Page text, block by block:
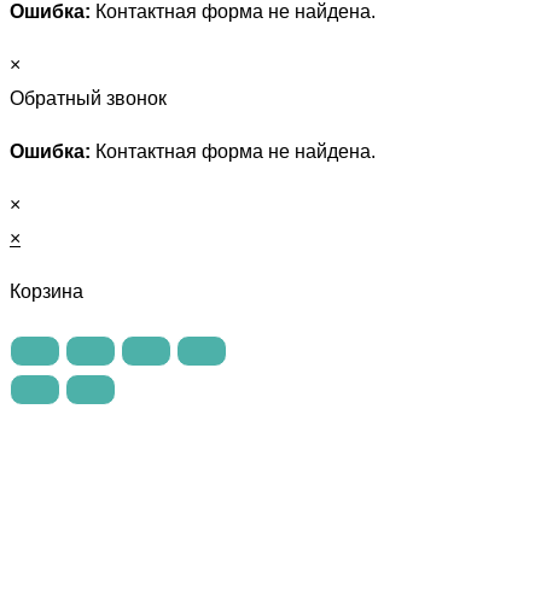
Ошибка: Контактная форма не найдена.
×
Обратный звонок
Ошибка: Контактная форма не найдена.
×
×
Корзина